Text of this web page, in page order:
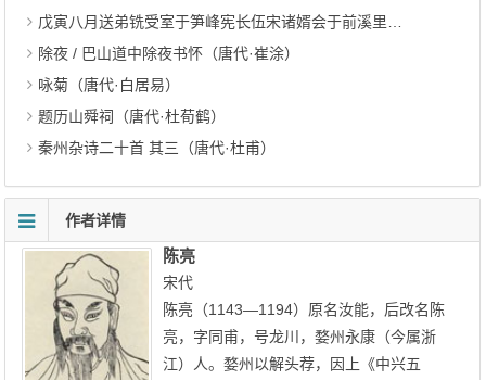
戊寅八月送弟铣受室于笋峰宪长伍宋诸婿会于前溪里第菊节寿辰予以事先别敬赋此章（明代·符锡）
除夜 / 巴山道中除夜书怀（唐代·崔涂）
咏菊（唐代·白居易）
题历山舜祠（唐代·杜荀鹤）
秦州杂诗二十首 其三（唐代·杜甫）
作者详情
陈亮
宋代
陈亮（1143—1194）原名汝能，后改名陈
亮，字同甫，号龙川，婺州永康（今属浙
江）人。婺州以解头荐，因上《中兴五